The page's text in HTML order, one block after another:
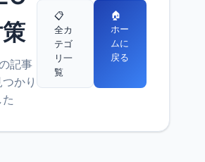
記事
かり
た
📋
全カ
テゴ
リ一
覧
🏠
ホー
ムに
戻る